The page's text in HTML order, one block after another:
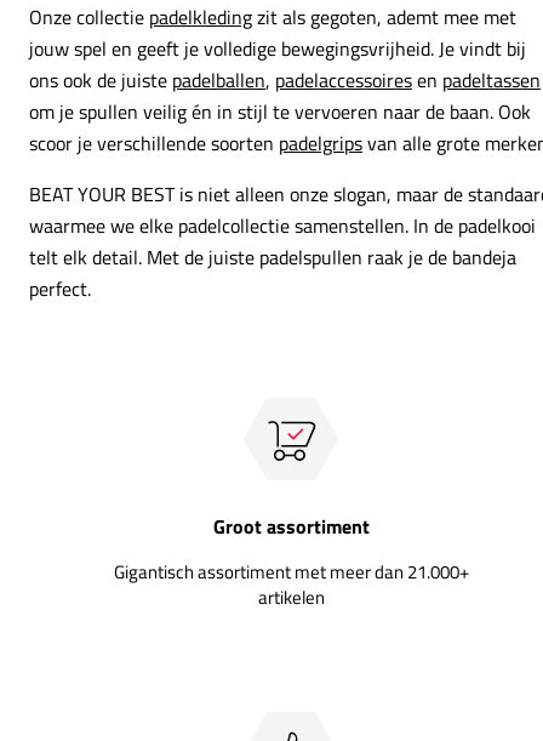
Onze collectie padelkledingzit als gegoten, ademt mee met
jouw spel en geeft je volledige bewegingsvrijheid. Je vindt bij
ons ook de juiste padelballen, padelaccessoiresen padeltassen
om je spullen veilig én in stijl te vervoeren naar de baan. Ook
scoor je verschillende soorten padelgripsvan alle grote
BEAT YOUR BEST is niet alleen onze slogan, maar de
waarmee we elke padelcollectie samenstellen. In de padelkooi
telt elk detail. Met de juiste padelspullen raak je de bandeja
perfect.
Groot assortiment
Gigantisch assortiment met meer dan 21.000+
artikelen